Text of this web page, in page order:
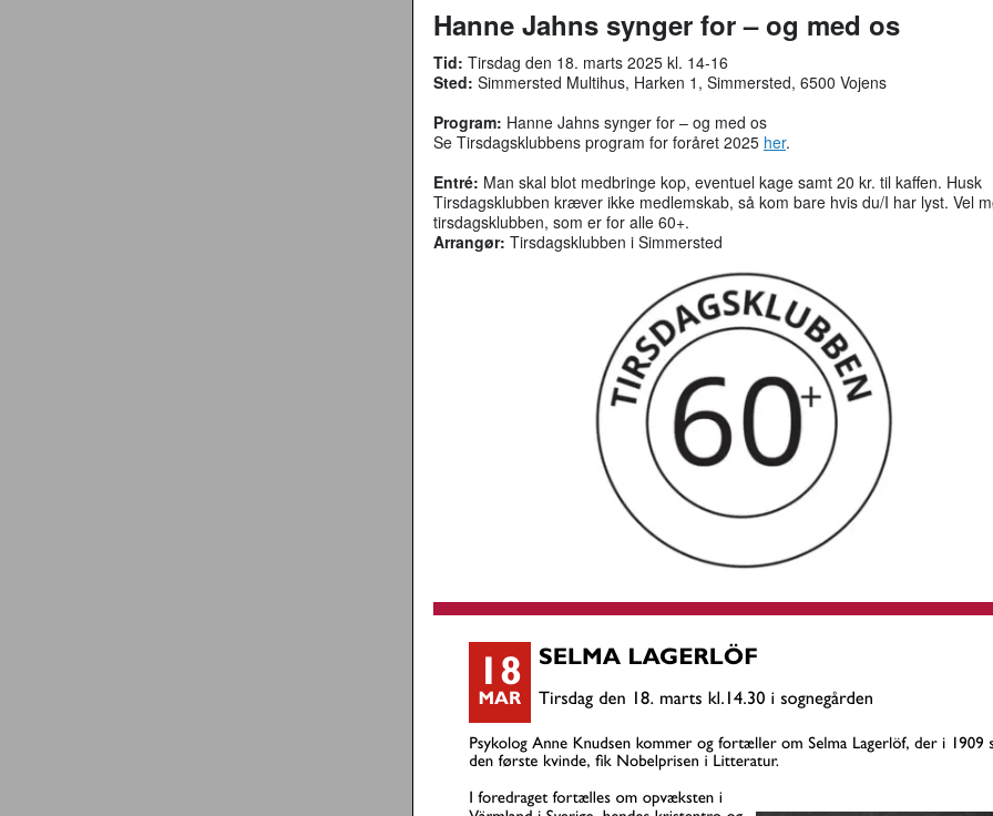
Hanne Jahns synger for – og med os
Tid: Tirsdag den 18. marts 2025 kl. 14-16
Sted: Simmersted Multihus, Harken 1, Simmersted, 6500 Vojens
Program: Hanne Jahns synger for – og med os
Se Tirsdagsklubbens program for foråret 2025 her.
Entré: Man skal blot medbringe kop, eventuel kage samt 20 kr. til kaffen. Husk
Tirsdagsklubben kræver ikke medlemskab, så kom bare hvis du/I har lyst. Vel
tirsdagsklubben, som er for alle 60+.
Arrangør: Tirsdagsklubben i Simmersted